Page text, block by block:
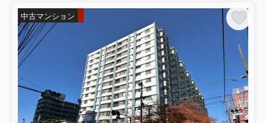
＜オリンピアホーム＞２つの特典キャンペーン
１．全物件が仲介手数料無料or２０～５０％割引
２．成約お祝金最大３０万円プ
レゼント
!!
祝金 ３万円プレゼント（税抜価格３,０
００万円～３,９９９万円ご成約）
中古マンション